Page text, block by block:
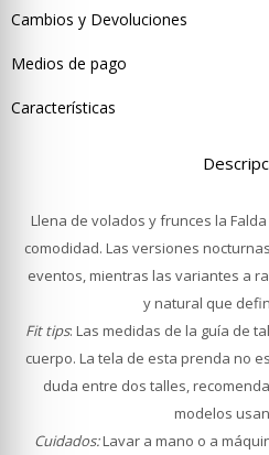
Cambios y Devoluciones
Medios de pago
Características
Llena de volados y frunces la
comodidad. Las versiones
eventos, mientras las variantes a
y natural que
Fit tips: Las medidas de la guía de
cuerpo. La tela de esta prenda no
duda entre dos talles,
modelos
Cuidados:Lavar a mano o a